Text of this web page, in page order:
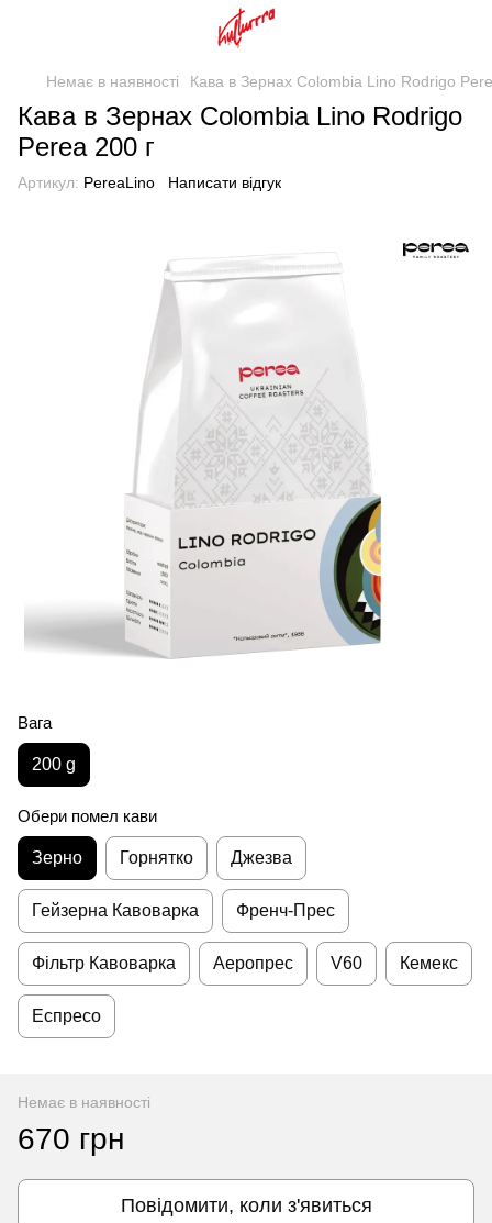
Немає в наявності Кава в Зернах Colombia Lino Rodrigo
Кава в Зернах Colombia Lino Rodrigo
Perea 200 г
Артикул: PereaLino Написати відгук
Вага
200 g
Обери помел кави
Зерно Горнятко Джезва
Гейзерна Кавоварка Френч-Прес
Фільтр Кавоварка Аеропрес V60 Кемекс
Еспресо
Немає в наявності
670 грн
Повідомити, коли з'явиться